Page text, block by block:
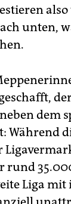
unten,
dem
Liga